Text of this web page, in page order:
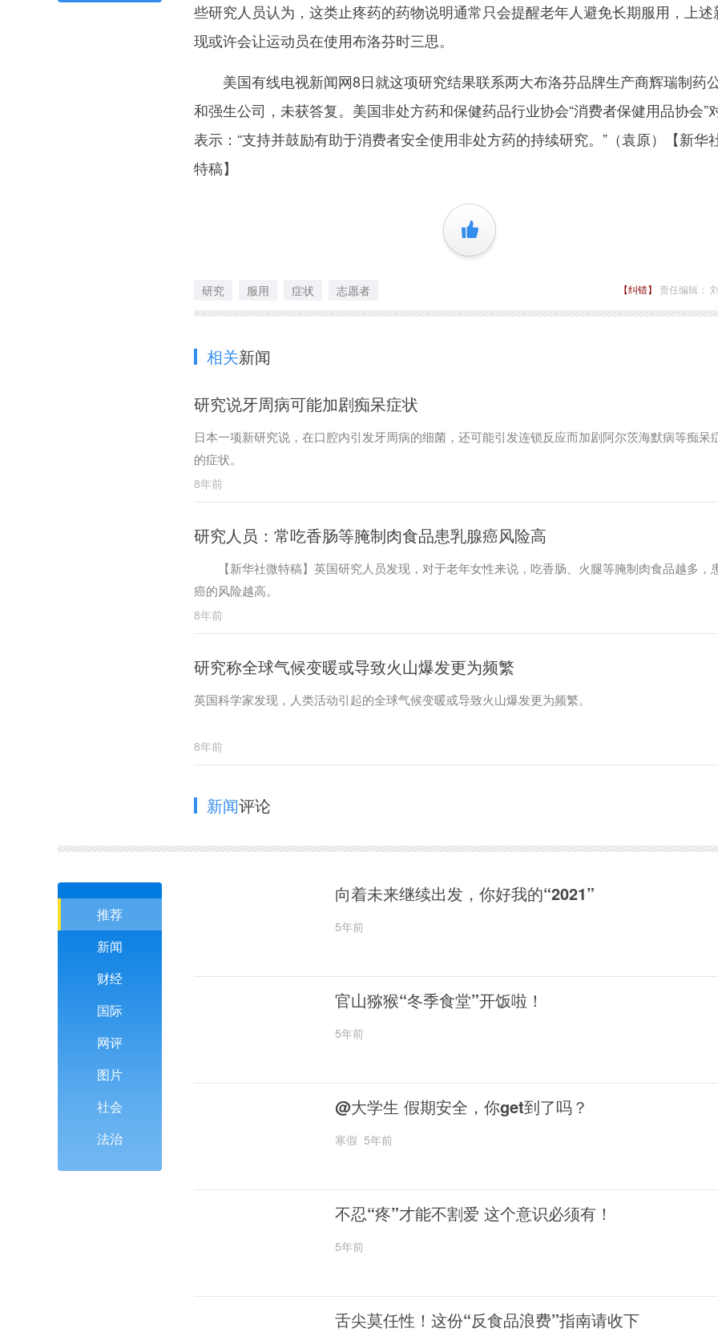
些研究人员认为，这类止疼药的药物说明通常只会提醒老年人避免长期服用，上述
现或许会让运动员在使用布洛芬时三思。
美国有线电视新闻网8日就这项研究结果联系两大布洛芬品牌生产商辉瑞制药
和强生公司，未获答复。美国非处方药和保健药品行业协会“消费者保健用品协会”
表示：“支持并鼓励有助于消费者安全使用非处方药的持续研究。”（袁原）【新华
特稿】
+1
研究 服用 症状 志愿者 【纠错】 责任编辑：
相关新闻
研究说牙周病可能加剧痴呆症状
日本一项新研究说，在口腔内引发牙周病的细菌，还可能引发连锁反应而加剧阿尔茨海默病等痴呆
的症状。
8年前
研究人员：常吃香肠等腌制肉食品患乳腺癌风险高
【新华社微特稿】英国研究人员发现，对于老年女性来说，吃香肠、火腿等腌制肉食品越多，
癌的风险越高。
8年前
研究称全球气候变暖或导致火山爆发更为频繁
英国科学家发现，人类活动引起的全球气候变暖或导致火山爆发更为频繁。
8年前
新闻评论
推荐
新闻
财经
国际
网评
图片
社会
法治
向着未来继续出发，你好我的“2021”
5年前
官山猕猴“冬季食堂”开饭啦！
5年前
@大学生 假期安全，你get到了吗？
寒假 5年前
不忍“疼”才能不割爱 这个意识必须有！
5年前
舌尖莫任性！这份“反食品浪费”指南请收下